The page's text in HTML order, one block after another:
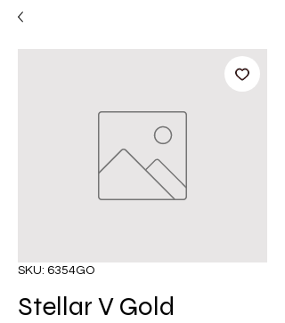
SKU: 6354GO
Stellar V Gold